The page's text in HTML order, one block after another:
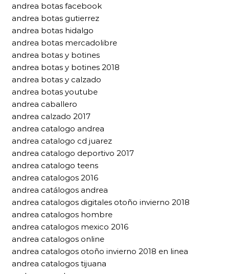
andrea botas facebook
andrea botas gutierrez
andrea botas hidalgo
andrea botas mercadolibre
andrea botas y botines
andrea botas y botines 2018
andrea botas y calzado
andrea botas youtube
andrea caballero
andrea calzado 2017
andrea catalogo andrea
andrea catalogo cd juarez
andrea catalogo deportivo 2017
andrea catalogo teens
andrea catalogos 2016
andrea catálogos andrea
andrea catalogos digitales otoño invierno 2018
andrea catalogos hombre
andrea catalogos mexico 2016
andrea catalogos online
andrea catalogos otoño invierno 2018 en linea
andrea catalogos tijuana